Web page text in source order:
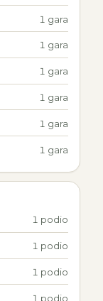
1 gara
1 gara
1 gara
1 gara
1 gara
1 gara
1 podio
1 podio
1 podio
1 podio